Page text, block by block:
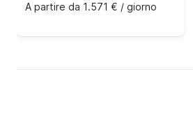
A partire da 1.571 € / giorno